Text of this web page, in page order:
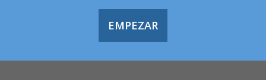
EMPEZAR